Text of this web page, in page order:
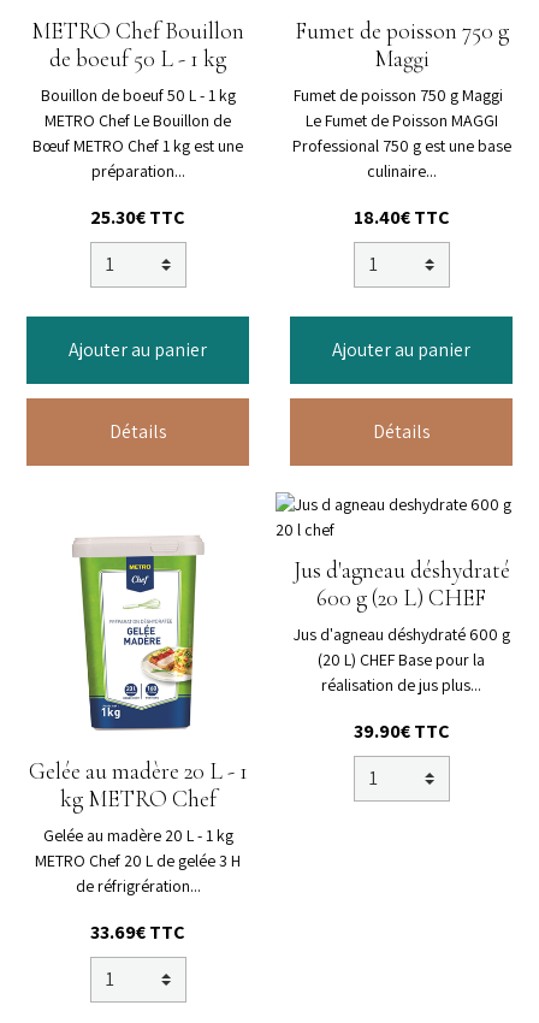
METRO Chef Bouillon
de boeuf 50 L - 1 kg
Bouillon de boeuf 50 L - 1 kg
METRO Chef Le Bouillon de
Bœuf METRO Chef 1 kg est une
préparation...
25.30€ TTC
Ajouter au panier
Détails
Fumet de poisson 750 g
Maggi
Fumet de poisson 750 g Maggi
Le Fumet de Poisson MAGGI
Professional 750 g est une base
culinaire...
18.40€ TTC
Ajouter au panier
Détails
Gelée au madère 20 L - 1
kg METRO Chef
Gelée au madère 20 L - 1 kg
METRO Chef 20 L de gelée 3 H
de réfrigrération...
33.69€ TTC
Jus d'agneau déshydraté
600 g (20 L) CHEF
Jus d'agneau déshydraté 600 g
(20 L) CHEF Base pour la
réalisation de jus plus...
39.90€ TTC